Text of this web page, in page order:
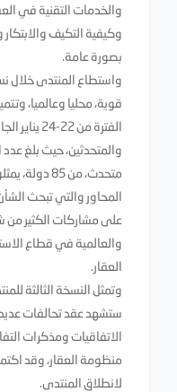
والخدمات التقنية في
وكيفية التكيف
بصورة عامة.
واستطاع المنتدى خلال
قوية، محليا وعالميا،
الفترة من
متحدث، من
المحاور والتي تبحث
على مشاركات الكثير من
والعالمية في قطاع
العقار.
وتمثل النسخة الثالثة
ستشهد عقد تحالفات
الاتفاقيات ومذكرات
منظومة العقار، وقد
لانطلاق المنتدى.